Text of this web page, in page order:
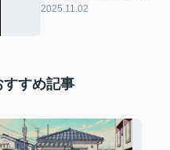
ら？比較のコツや注意
2025.11.02
すめ記事